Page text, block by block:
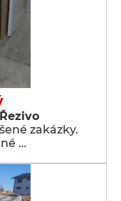
zakázky.
…